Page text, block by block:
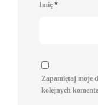
Imię *
Zapamiętaj moje
kolejnych